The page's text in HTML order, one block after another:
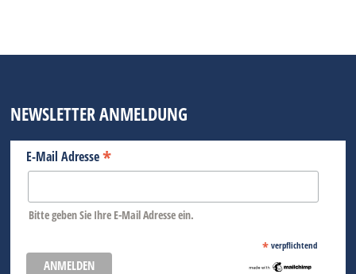
NEWSLETTER ANMELDUNG
E-Mail Adresse*
Bitte geben Sie Ihre E-Mail Adresse ein.
* verpflichtend